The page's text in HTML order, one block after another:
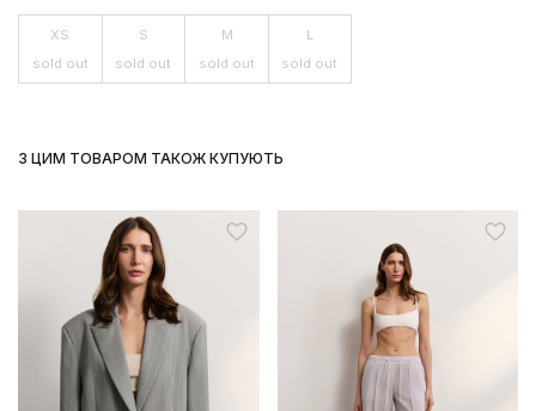
XS
sold out
S
sold out
M
sold out
L
sold out
З ЦИМ ТОВАРОМ ТАКОЖ КУПУЮТЬ